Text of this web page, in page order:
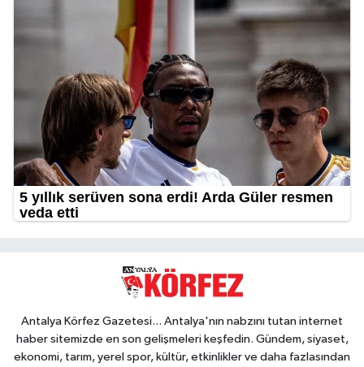
Antalya Körfez Gazetesi... Antalya'nın nabzını tutan internet
haber sitemizde en son gelişmeleri keşfedin. Gündem, siyaset,
ekonomi, tarım, yerel spor, kültür, etkinlikler ve daha fazlasından